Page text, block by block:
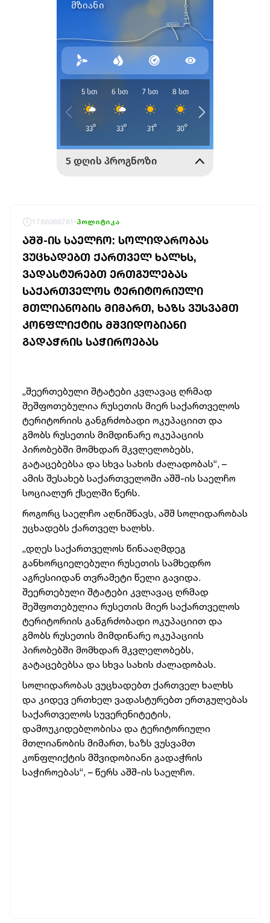
1786086781 პოლიტიკა
ᲐᲨᲨ-ᲘᲡ ᲡᲐᲔᲚᲩᲝ: ᲡᲝᲚᲘᲓᲐᲠᲝᲑᲐᲡ
ᲕᲣᲪᲮᲐᲓᲔᲑᲗ ᲥᲐᲠᲗᲕᲔᲚ ᲮᲐᲚᲮᲡ,
ᲕᲐᲓᲐᲡᲢᲣᲠᲔᲑᲗ ᲔᲠᲗᲒᲣᲚᲔᲑᲐᲡ
ᲡᲐᲥᲐᲠᲗᲕᲔᲚᲝᲡ ᲢᲔᲠᲘᲢᲝᲠᲘᲣᲚᲘ
ᲛᲗᲚᲘᲐᲜᲝᲑᲘᲡ ᲛᲘᲛᲐᲠᲗ, ᲮᲐᲖᲡ ᲕᲣᲡᲕᲐᲛᲗ
ᲙᲝᲜᲤᲚᲘᲥᲢᲘᲡ ᲛᲨᲕᲘᲓᲝᲑᲘᲐᲜᲘ
ᲒᲐᲓᲐᲭᲠᲘᲡ ᲡᲐᲭᲘᲠᲝᲔᲑᲐᲡ
„შეერთებული შტატები კვლავაც ღრმად
შეშფოთებულია რუსეთის მიერ საქართველოს
ტერიტორიის განგრძობადი ოკუპაციით და
გმობს რუსეთის მიმდინარე ოკუპაციის
პირობებში მომხდარ მკვლელობებს,
გატაცებებსა და სხვა სახის ძალადობას“, –
ამის შესახებ საქართველოში აშშ-ის საელჩო
სოციალურ ქსელში წერს.
როგორც საელჩო აღნიშნავს, აშშ სოლიდარობას
უცხადებს ქართველ ხალხს.
„დღეს საქართველოს წინააღმდეგ
განხორციელებული რუსეთის სამხედრო
აგრესიიდან თვრამეტი წელი გავიდა.
შეერთებული შტატები კვლავაც ღრმად
შეშფოთებულია რუსეთის მიერ საქართველოს
ტერიტორიის განგრძობადი ოკუპაციით და
გმობს რუსეთის მიმდინარე ოკუპაციის
პირობებში მომხდარ მკვლელობებს,
გატაცებებსა და სხვა სახის ძალადობას.
სოლიდარობას ვუცხადებთ ქართველ ხალხს
და კიდევ ერთხელ ვადასტურებთ ერთგულებას
საქართველოს სუვერენიტეტის,
დამოუკიდებლობისა და ტერიტორიული
მთლიანობის მიმართ, ხაზს ვუსვამთ
კონფლიქტის მშვიდობიანი გადაჭრის
საჭიროებას“, – წერს აშშ-ის საელჩო.